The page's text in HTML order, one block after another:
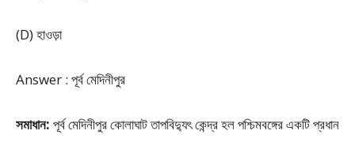
(D) হাওড়া
Answer : পূর্ব মেদিনীপুর
সমাধান: পূর্ব মেদিনীপুর কোলাঘাট তাপবিদ্যুৎ কেন্দ্র হল পশ্চিমবঙ্গের একটি প্রধান